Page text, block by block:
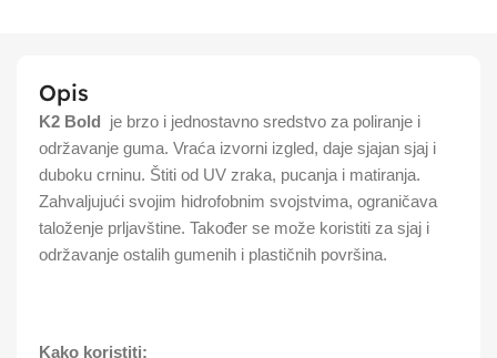
Opis
K2 Bold je brzo i jednostavno sredstvo za poliranje i
održavanje guma. Vraća izvorni izgled, daje sjajan sjaj i
duboku crninu. Štiti od UV zraka, pucanja i matiranja.
Zahvaljujući svojim hidrofobnim svojstvima, ograničava
taloženje prljavštine. Također se može koristiti za sjaj i
održavanje ostalih gumenih i plastičnih površina.
Kako koristiti: